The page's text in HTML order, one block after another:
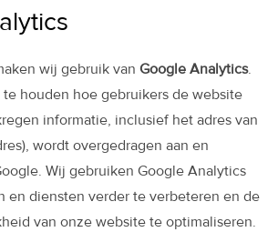
wij gebruik van Google Analytics.
houden hoe gebruikers de website
informatie, inclusief het adres van
wordt overgedragen aan en
Wij gebruiken Google Analytics
en diensten verder te verbeteren en de
van onze website te optimaliseren.